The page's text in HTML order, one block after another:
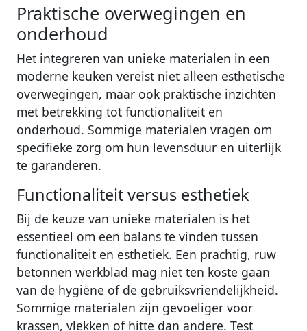
Praktische overwegingen en
onderhoud
Het integreren van unieke materialen in een
moderne keuken vereist niet alleen esthetische
overwegingen, maar ook praktische inzichten
met betrekking tot functionaliteit en
onderhoud. Sommige materialen vragen om
specifieke zorg om hun levensduur en uiterlijk
te garanderen.
Functionaliteit versus esthetiek
Bij de keuze van unieke materialen is het
essentieel om een balans te vinden tussen
functionaliteit en esthetiek. Een prachtig, ruw
betonnen werkblad mag niet ten koste gaan
van de hygiëne of de gebruiksvriendelijkheid.
Sommige materialen zijn gevoeliger voor
krassen, vlekken of hitte dan andere. Test